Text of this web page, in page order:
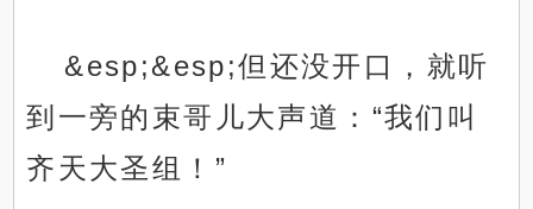
&esp;&esp;但还没开口，就听
到一旁的束哥儿大声道：“我们叫
齐天大圣组！”